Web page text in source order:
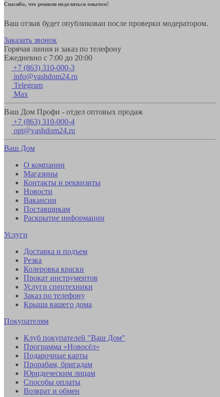
Спасибо, что решили поделиться опытом!
Ваш отзыв будет опубликован после проверки модератором.
Заказать звонок
Горячая линия и заказ по телефону
Ежедневно с 7:00 до 20:00
+7 (863) 310-000-3
info@vashdom24.ru
Telegram
Max
Ваш Дом Профи - отдел оптовых продаж
+7 (863) 310-000-4
opt@vashdom24.ru
Ваш Дом
О компании
Магазины
Контакты и реквизиты
Новости
Вакансии
Поставщикам
Раскрытие информации
Услуги
Доставка и подъем
Резка
Колеровка краски
Прокат инструментов
Услуги спецтехники
Заказ по телефону
Крыша вашего дома
Покупателям
Клуб покупателей "Ваш Дом"
Программа «Новосёл»
Подарочные карты
Прорабам, бригадам
Юридическим лицам
Способы оплаты
Возврат и обмен